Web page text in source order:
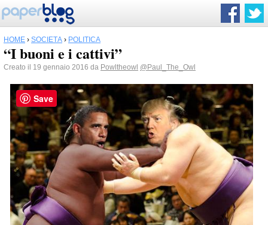
HOME › SOCIETÀ › POLITICA
“I buoni e i cattivi”
Creato il 19 gennaio 2016 da Powltheowl @Paul_The_Owl
Save